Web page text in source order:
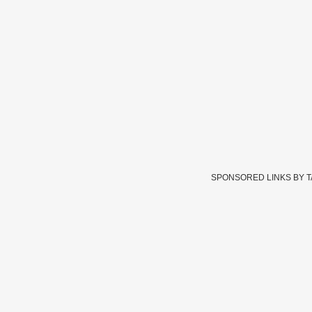
SPONSORED LINKS BY